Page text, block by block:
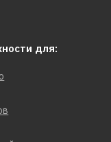
для: